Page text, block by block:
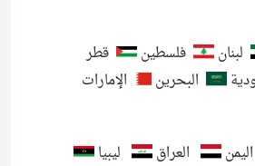
لبنان فلسطين
قطر
البحرين الإمارات
اليمن العراق
ليبيا